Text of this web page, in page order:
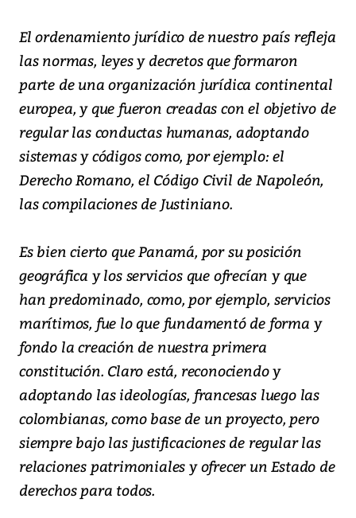
El ordenamiento jurídico de nuestro país refleja
las normas, leyes y decretos que formaron
parte de una organización jurídica continental
europea, y que fueron creadas con el objetivo de
regular las conductas humanas, adoptando
sistemas y códigos como, por ejemplo: el
Derecho Romano, el Código Civil de Napoleón,
las compilaciones de Justiniano.
Es bien cierto que Panamá, por su posición
geográfica y los servicios que ofrecían y que
han predominado, como, por ejemplo, servicios
marítimos, fue lo que fundamentó de forma y
fondo la creación de nuestra primera
constitución. Claro está, reconociendo y
adoptando las ideologías, francesas luego las
colombianas, como base de un proyecto, pero
siempre bajo las justificaciones de regular las
relaciones patrimoniales y ofrecer un Estado de
derechos para todos.